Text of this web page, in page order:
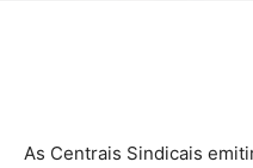
As Centrais Sindicais